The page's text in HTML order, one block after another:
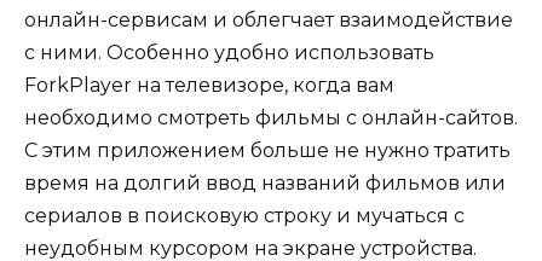
онлайн-сервисам и облегчает взаимодействие
с ними. Особенно удобно использовать
ForkPlayer на телевизоре, когда вам
необходимо смотреть фильмы с онлайн-сайтов.
С этим приложением больше не нужно тратить
время на долгий ввод названий фильмов или
сериалов в поисковую строку и мучаться с
неудобным курсором на экране устройства.